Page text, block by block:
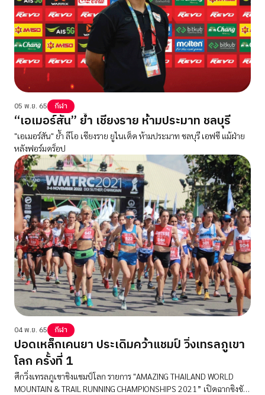
05 พ.ย. 65 กีฬา
“เอเมอร์สัน” ย้ำ เชียงราย ห้ามประมาท ชลบุรี
"เอเมอร์สัน" ย้ำ ลีโอ เชียงราย ยูไนเต็ด ห้ามประมาท ชลบุรี เอฟซี แม้ฝ่าย
หลังฟอร์มดร็อป
04 พ.ย. 65 กีฬา
ปอดเหล็กเคนยา ประเดิมคว้าแชมป์ วิ่งเทรลภูเขา
โลก ครั้งที่ 1
ศึกวิ่งเทรลภูเขาชิงแชมป์โลก รายการ "AMAZING THAILAND WORLD
MOUNTAIN & TRAIL RUNNING CHAMPIONSHIPS 2021” เปิดฉากชิงชัย